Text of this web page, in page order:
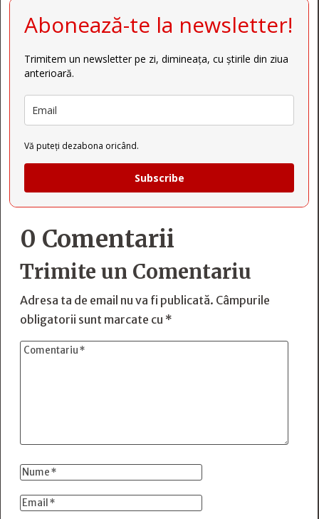
Abonează-te la newsletter!
Trimitem un newsletter pe zi, dimineața, cu știrile din ziua
anterioară.
Vă puteți dezabona oricând.
Subscribe
0 Comentarii
Trimite un Comentariu
Adresa ta de email nu va fi publicată. Câmpurile
obligatorii sunt marcate cu *